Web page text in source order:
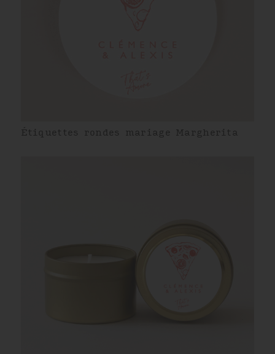
Étiquettes rondes mariage Margherita